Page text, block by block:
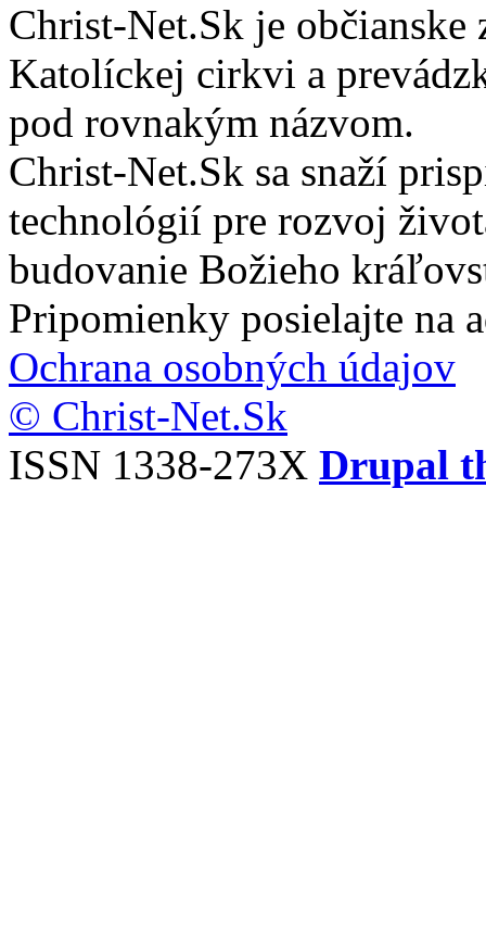
Christ-Net.Sk je
Katolíckej cirkvi a
pod rovnakým názvom.
Christ-Net.Sk sa snaží
technológií pre rozvoj
budovanie Božieho
Pripomienky posielajte na
Ochrana osobných údajov
© Christ-Net.Sk
ISSN 1338-273X Drupal